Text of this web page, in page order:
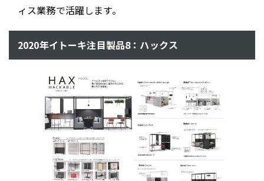
ィス業務で活躍します。
2020年イトーキ注目製品8：ハックス